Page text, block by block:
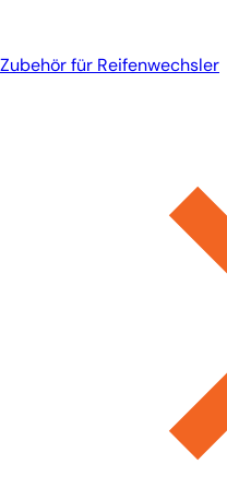
Zubehör für Reifenwechsler